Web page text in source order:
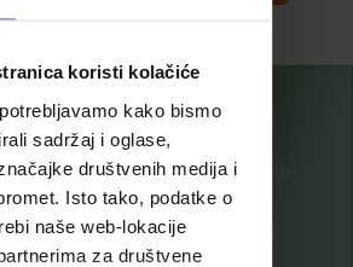
koristi kolačiće
kako bismo
sadržaj i oglase,
društvenih medija i
Isto tako, podatke o
naše web-lokacije
za društvene
proizvode i ekskluzivne promocije
na listu za novosti